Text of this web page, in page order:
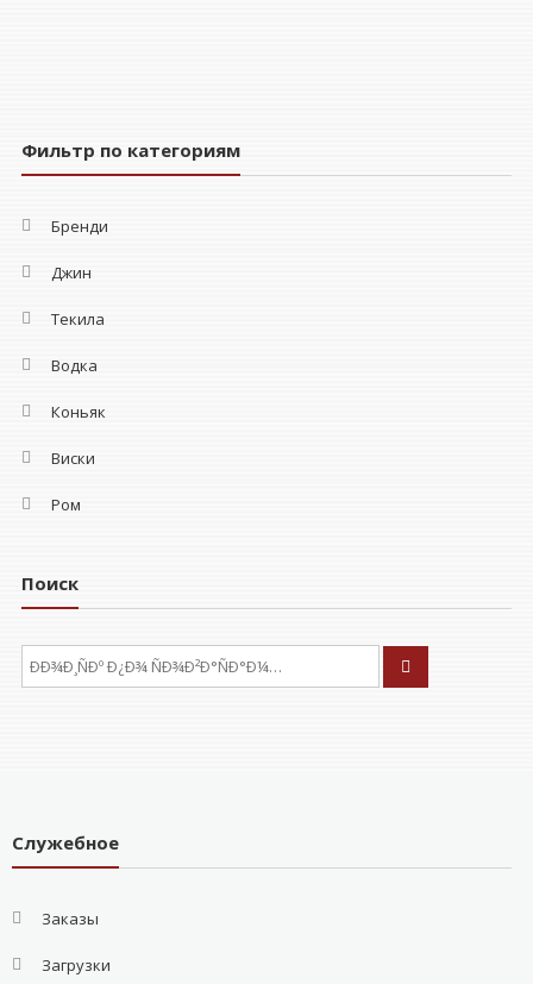
Фильтр по категориям
Бренди
Джин
Текила
Водка
Коньяк
Виски
Ром
Поиск
ÐÑÐºÐ°ÑÑ:
Служебное
Заказы
Загрузки